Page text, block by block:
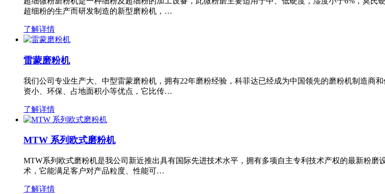
超细粉的生产而研发制造的新型磨粉机，…
了解详情
雷蒙磨粉机
我们公司专业生产大、中型雷蒙磨粉机，拥有22年磨粉经验，科菲达已经成为中国领先的磨粉机制造商
资小、环保、占地面积小等优点，它比传…
了解详情
MTW 系列欧式磨粉机
MTW系列欧式磨粉机是我公司新近推出具有国际先进技术水平，拥有多项自主专利技术产权的最新粉
术，它能满足客户对产品粒度、性能可…
了解详情